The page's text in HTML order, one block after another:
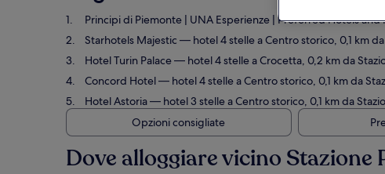
Principi di Piemonte | UNA Esperienze | Preferred Hotels and
Starhotels Majestic — hotel 4 stelle a Centro storico, 0,1 km
Hotel Turin Palace— hotel 4 stelle a Crocetta, 0,2 km da
Concord Hotel— hotel 4 stelle a Centro storico, 0,1 km da
Hotel Astoria— hotel 3 stelle a Centro storico, 0,1 km da
Opzioni consigliate
Dove alloggiare vicino Stazione